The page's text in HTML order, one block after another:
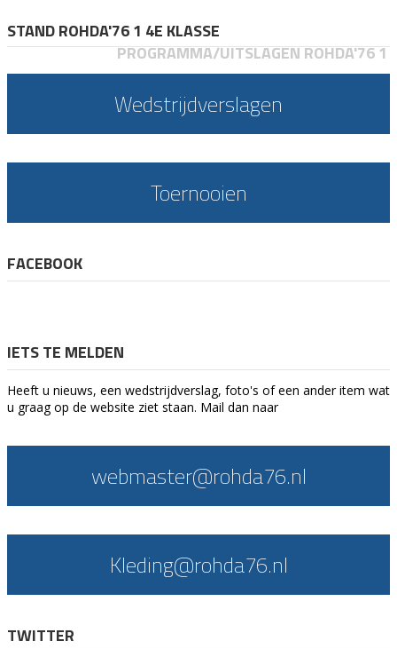
STAND ROHDA'76 1 4E KLASSE
PROGRAMMA/UITSLAGEN ROHDA'76 1
Wedstrijdverslagen
Toernooien
FACEBOOK
IETS TE MELDEN
Heeft u nieuws, een wedstrijdverslag, foto's of een ander item wat
u graag op de website ziet staan. Mail dan naar
webmaster@rohda76.nl
Kleding@rohda76.nl
TWITTER